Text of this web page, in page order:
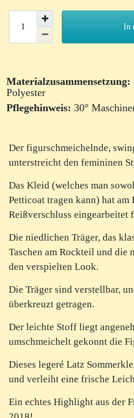
In
Materialzusammensetzung:
Polyester
Pflegehinweis: 30°
Der figurschmeichelnde,
unterstreicht den femininen
Das Kleid (welches man
Petticoat tragen kann) hat am
Reißverschluss eingearbeitet
Die niedlichen Träger, das
Taschen am Rockteil und die
den verspielten Look.
Die Träger sind verstellbar,
überkreuzt getragen.
Der leichte Stoff liegt
umschmeichelt gekonnt die
Dieses legeré Latz
und verleiht eine frische
Ein echtes Highlight aus der